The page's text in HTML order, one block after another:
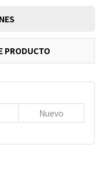
PRODUCTO
Nuevo